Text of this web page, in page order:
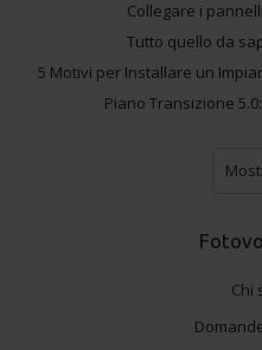
Collegare i
Tutto quello da
5 Motivi per Installare un
Piano Transizione
Chi